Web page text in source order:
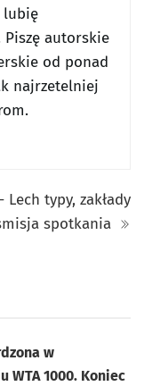
lubię
Piszę autorskie
od ponad
najrzetelniej
Lech typy, zakłady
spotkania
w
WTA 1000. Koniec